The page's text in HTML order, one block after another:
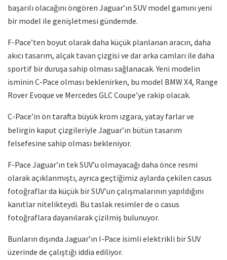
başarılı olacağını öngören Jaguar’ın SUV model gamını yeni
bir model ile genişletmesi gündemde.
F-Pace’ten boyut olarak daha küçük planlanan aracın, daha
akıcı tasarım, alçak tavan çizgisi ve dar arka camları ile daha
sportif bir duruşa sahip olması sağlanacak. Yeni modelin
isminin C-Pace olması beklenirken, bu model BMW X4, Range
Rover Evoque ve Mercedes GLC Coupe’ye rakip olacak.
C-Pace’in ön tarafta büyük krom ızgara, yatay farlar ve
belirgin kaput çizgileriyle Jaguar’ın bütün tasarım
felsefesine sahip olması bekleniyor.
F-Pace Jaguar’ın tek SUV’u olmayacağı daha önce resmi
olarak açıklanmıştı, ayrıca geçtiğimiz aylarda çekilen casus
fotoğraflar da küçük bir SUV’un çalışmalarının yapıldığını
kanıtlar nitelikteydi. Bu taslak resimler de o casus
fotoğraflara dayanılarak çizilmiş bulunuyor.
Bunların dışında Jaguar’ın I-Pace isimli elektrikli bir SUV
üzerinde de çalıştığı iddia ediliyor.